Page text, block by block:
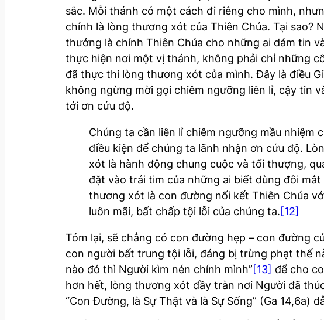
sắc. Mỗi thánh có một cách đi riêng cho mình,
chính là lòng thương xót của Thiên Chúa. Tại
thưởng là chính Thiên Chúa cho những ai dám tin
thực hiện nơi một vị thánh, không phải chỉ những
đã thực thi lòng thương xót của mình. Đây là điều
không ngừng mời gọi chiêm ngưỡng liên lỉ, cậy tin
tới ơn cứu độ.
Chúng ta cần liên lỉ chiêm ngưỡng mầu
điều kiện để chúng ta lãnh nhận ơn cứu độ.
xót là hành động chung cuộc và tối thượng,
đặt vào trái tim của những ai biết dùng đôi
thương xót là con đường nối kết Thiên Chúa
luôn mãi, bất chấp tội lỗi của chúng ta.[12]
Tóm lại, sẽ chẳng có con đường hẹp – con đường
con người bất trung tội lỗi, đáng bị trừng phạt thế
nào đó thì Người kìm nén chính mình”[13] để cho
hơn hết, lòng thương xót đầy tràn nơi Người đã
“Con Đường, là Sự Thật và là Sự Sống” (Ga 14,6a)